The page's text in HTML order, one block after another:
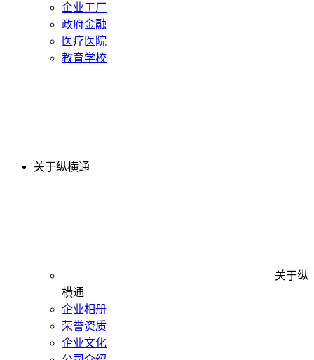
企业工厂
政府金融
医疗医院
教育学校
关于纵横通
关于纵
横通
企业相册
荣誉资质
企业文化